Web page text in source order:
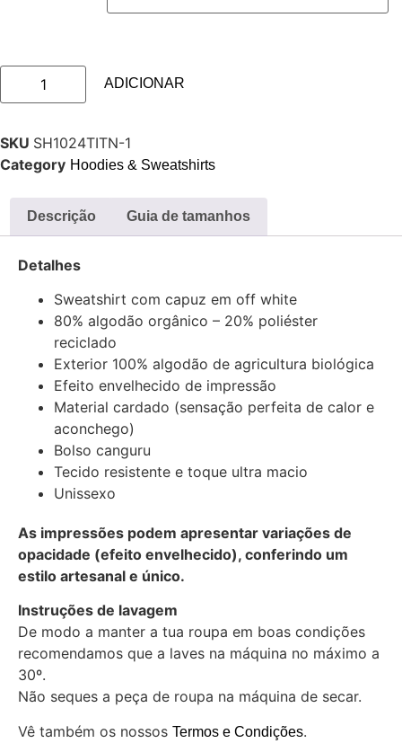
ADICIONAR
SKU SH1024TITN-1
Category Hoodies & Sweatshirts
Descrição Guia de tamanhos
Detalhes
Sweatshirt com capuz em off white
80% algodão orgânico – 20% poliéster
reciclado
Exterior 100% algodão de agricultura biológica
Efeito envelhecido de impressão
Material cardado (sensação perfeita de calor e
aconchego)
Bolso canguru
Tecido resistente e toque ultra macio
Unissexo
As impressões podem apresentar variações de
opacidade (efeito envelhecido), conferindo um
estilo artesanal e único.
Instruções de lavagem
De modo a manter a tua roupa em boas condições
recomendamos que a laves na máquina no máximo a
30º.
Não seques a peça de roupa na máquina de secar.
Vê também os nossos Termos e Condições.